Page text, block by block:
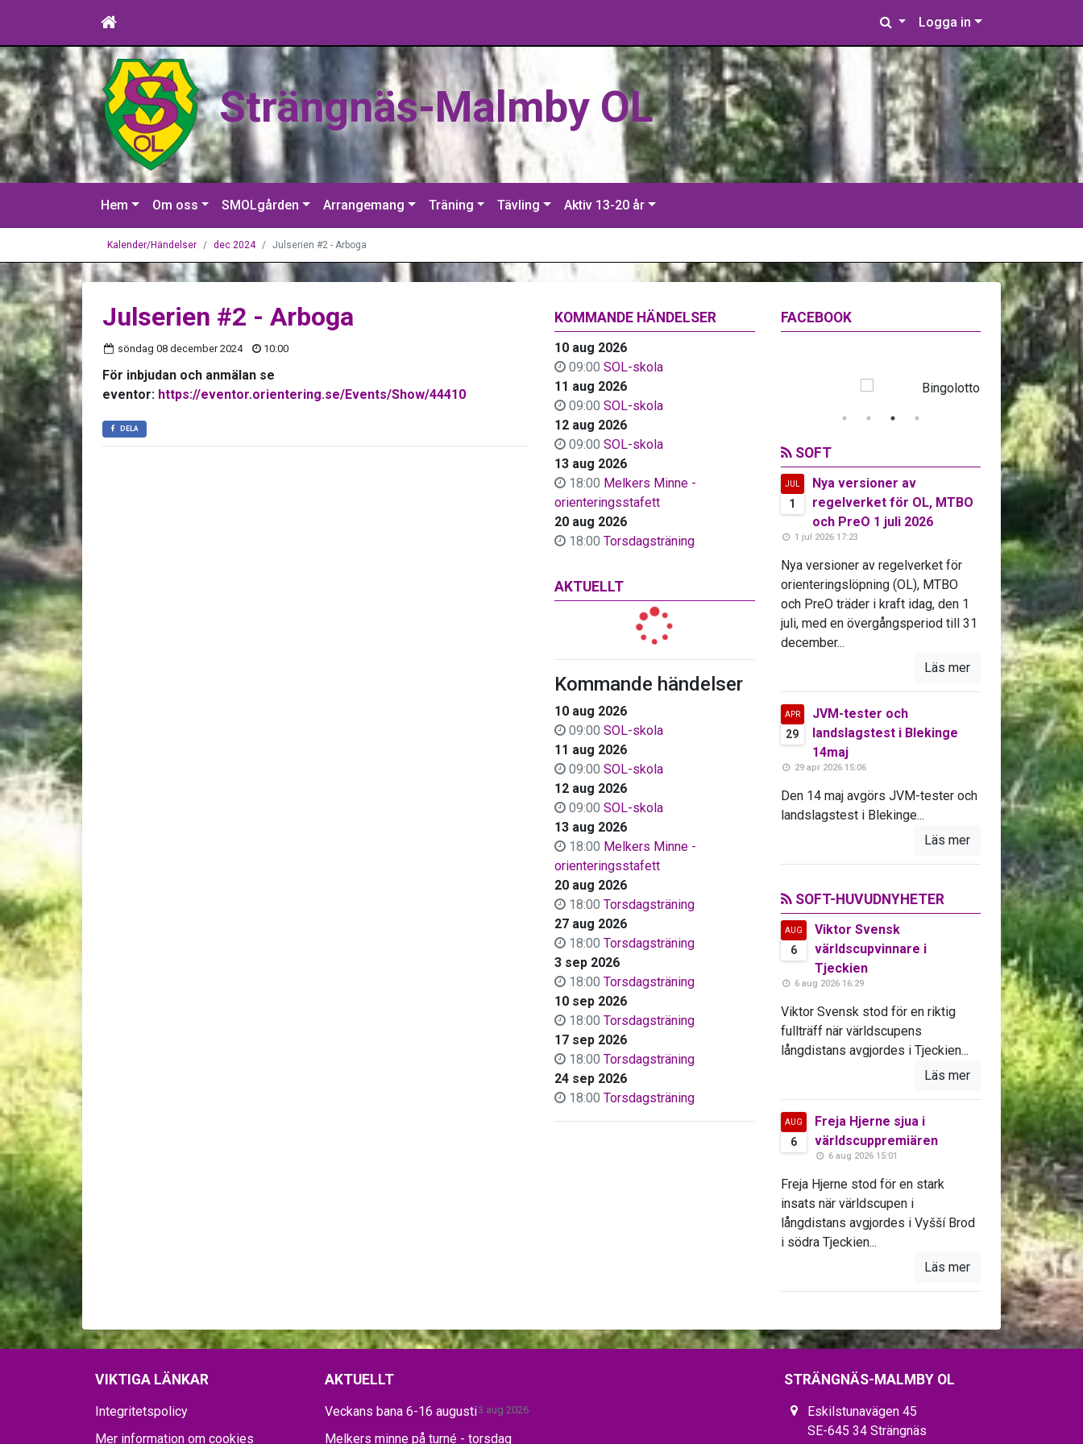
Logga in
Strängnäs-Malmby OL
Hem Om oss SMOLgården Arrangemang Träning Tävling Aktiv 13-20 år
Kalender/Händelser dec 2024 Julserien #2 - Arboga
KOMMANDE HÄNDELSER
10 aug 2026
09:00 SOL-skola
11 aug 2026
09:00 SOL-skola
12 aug 2026
09:00 SOL-skola
13 aug 2026
18:00 Melkers Minne -
orienteringsstafett
20 aug 2026
18:00 Torsdagsträning
AKTUELLT
Kommande händelser
10 aug 2026
09:00 SOL-skola
11 aug 2026
09:00 SOL-skola
12 aug 2026
09:00 SOL-skola
13 aug 2026
18:00 Melkers Minne -
orienteringsstafett
20 aug 2026
18:00 Torsdagsträning
27 aug 2026
18:00 Torsdagsträning
3 sep 2026
18:00 Torsdagsträning
10 sep 2026
18:00 Torsdagsträning
17 sep 2026
18:00 Torsdagsträning
24 sep 2026
18:00 Torsdagsträning
Julserien #2 - Arboga
söndag 08 december 2024 10:00
För inbjudan och anmälan se
eventor: https://eventor.orientering.se/Events/Show/44410
DELA
FACEBOOK
SOFT
JUL
1
Nya versioner av
regelverket för OL, MTBO
och PreO 1 juli 2026
1 jul 2026 17:23
Nya versioner av regelverket för
orienteringslöpning (OL), MTBO
och PreO träder i kraft idag, den 1
juli, med en övergångsperiod till 31
december...
Läs mer
APR
29
JVM-tester och
landslagstest i Blekinge
14maj
29 apr 2026 15:06
Den 14 maj avgörs JVM-tester och
landslagstest i Blekinge...
Läs mer
SOFT-HUVUDNYHETER
AUG
6
Viktor Svensk
världscupvinnare i
Tjeckien
6 aug 2026 16:29
Viktor Svensk stod för en riktig
fullträff när världscupens
långdistans avgjordes i Tjeckien...
Läs mer
AUG
6
Freja Hjerne sjua i
världscuppremiären
6 aug 2026 15:01
Freja Hjerne stod för en stark
insats när världscupen i
långdistans avgjordes i Vyšší Brod
i södra Tjeckien...
Läs mer
VIKTIGA LÄNKAR
Integritetspolicy
Mer information om cookies
AKTUELLT
Veckans bana 6-16 augusti3 aug 2026
Melkers minne på turné - torsdag
STRÄNGNÄS-MALMBY OL
Eskilstunavägen 45
SE-645 34 Strängnäs